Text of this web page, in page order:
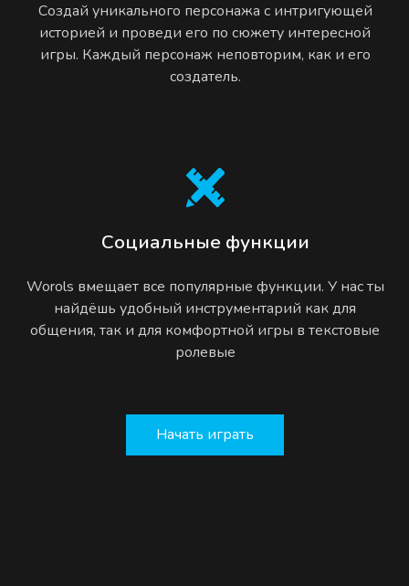
Создай уникального персонажа с интригующей
историей и проведи его по сюжету интересной
игры. Каждый персонаж неповторим, как и его
создатель.
Социальные функции
Worols вмещает все популярные функции. У нас ты
найдёшь удобный инструментарий как для
общения, так и для комфортной игры в текстовые
ролевые
Начать играть